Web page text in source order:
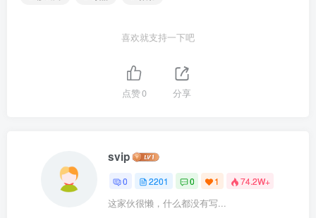
喜欢就支持一下吧
点赞0 分享
svip
0 2201 0 1 74.2W+
这家伙很懒，什么都没有写...